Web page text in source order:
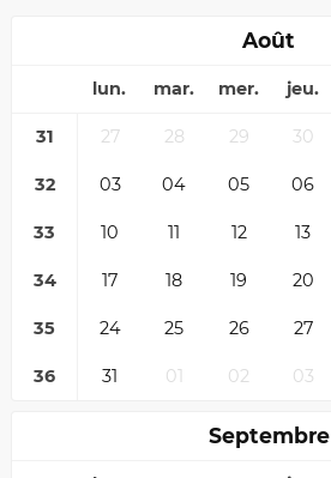
Août
lun. mar. mer. jeu.
31 27 28 29 30
32 03 04 05 06
33 10 11 12 13
34 17 18 19 20
35 24 25 26 27
36 31 01 02 03
Septembre